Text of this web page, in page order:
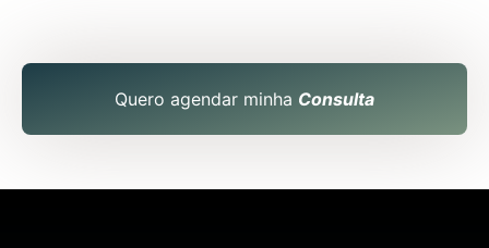
Quero agendar minha Consulta